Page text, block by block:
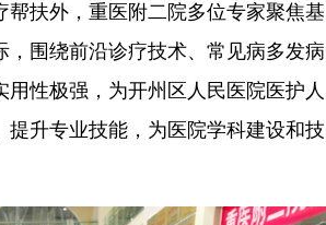
扶外，重医附二院多位专家聚焦基
围绕前沿诊疗技术、常见病多发病
性极强，为开州区人民医院医护人
升专业技能，为医院学科建设和技